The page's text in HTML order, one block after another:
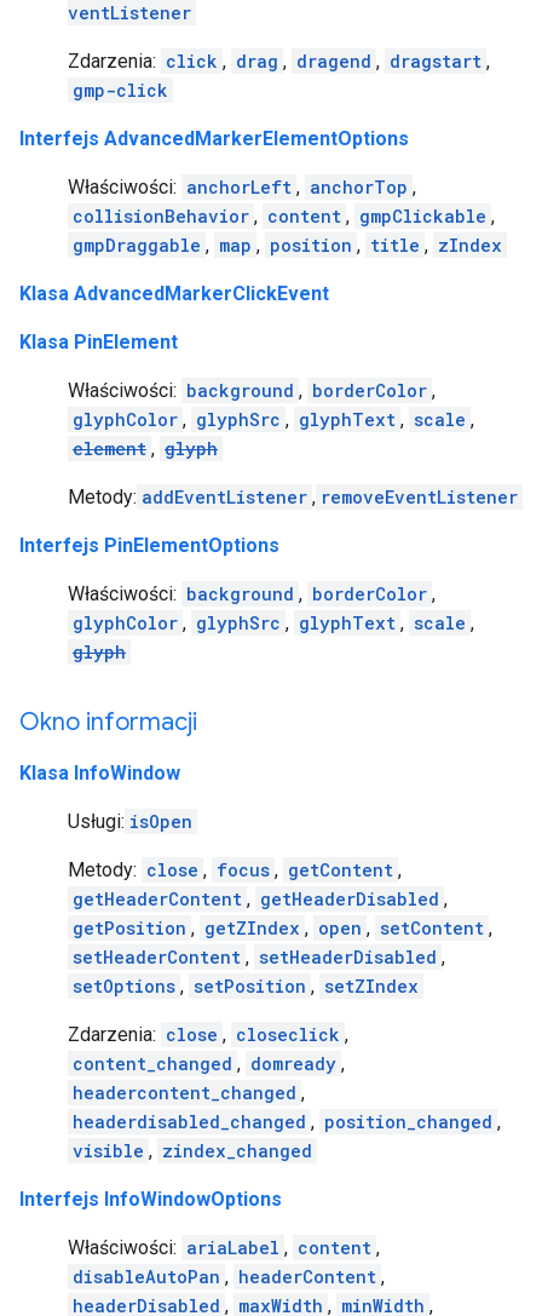
ventListener
Zdarzenia: click , drag , dragend , dragstart ,
gmp-click
Interfejs AdvancedMarkerElementOptions
Właściwości: anchorLeft , anchorTop ,
collisionBehavior , content , gmpClickable ,
gmpDraggable , map , position , title , zIndex
Klasa AdvancedMarkerClickEvent
Klasa PinElement
Właściwości: background , borderColor ,
glyphColor , glyphSrc , glyphText , scale ,
element , glyph
Metody: addEventListener , removeEventListener
Interfejs PinElementOptions
Właściwości: background , borderColor ,
glyphColor , glyphSrc , glyphText , scale ,
glyph
Okno informacji
Klasa InfoWindow
Usługi: isOpen
Metody: close , focus , getContent ,
getHeaderContent , getHeaderDisabled ,
getPosition , getZIndex , open , setContent ,
setHeaderContent , setHeaderDisabled ,
setOptions , setPosition , setZIndex
Zdarzenia: close , closeclick ,
content_changed , domready ,
headercontent_changed ,
headerdisabled_changed , position_changed ,
visible , zindex_changed
Interfejs InfoWindowOptions
Właściwości: ariaLabel , content ,
disableAutoPan , headerContent ,
headerDisabled , maxWidth , minWidth ,